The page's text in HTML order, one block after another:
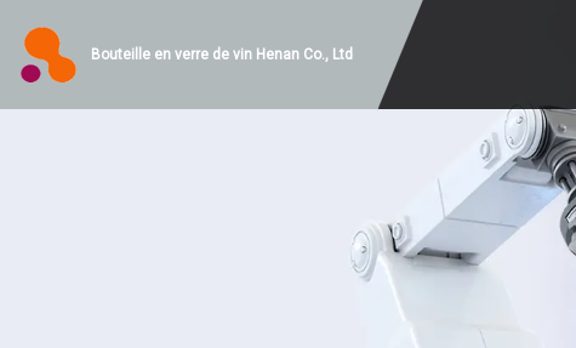
Bouteille en verre de vin Henan Co., Ltd